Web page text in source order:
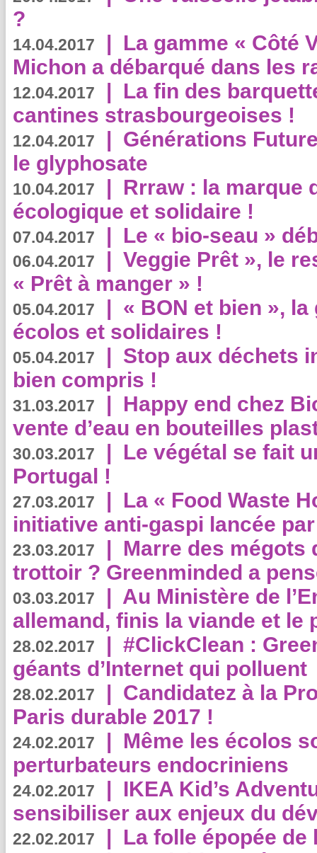
?
14.04.2017 | La gamme « Côté
Michon a débarqué dans les
12.04.2017 | La fin des
cantines strasbourgeoises !
12.04.2017 | Générations
le glyphosate
10.04.2017 | Rrraw : la marque
écologique et solidaire !
07.04.2017 | Le « bio-seau »
06.04.2017 | Veggie Prêt », le
« Prêt à manger » !
05.04.2017 | « BON et bien »,
écolos et solidaires !
05.04.2017 | Stop aux déchets
bien compris !
31.03.2017 | Happy end chez
vente d’eau en bouteilles
30.03.2017 | Le végétal se fait
Portugal !
27.03.2017 | La « Food Waste
initiative anti-gaspi lancée
23.03.2017 | Marre des mégots
trottoir ? Greenminded a
03.03.2017 | Au Ministère de
allemand, finis la viande et le
28.02.2017 | #ClickClean :
géants d’Internet qui polluent
28.02.2017 | Candidatez à la
Paris durable 2017 !
24.02.2017 | Même les écolos
perturbateurs endocriniens
24.02.2017 | IKEA Kid’s
sensibiliser aux enjeux du
22.02.2017 | La folle épopée de